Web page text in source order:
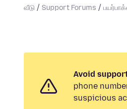
வீடு Support Forums
Avoid
phone
suspicious